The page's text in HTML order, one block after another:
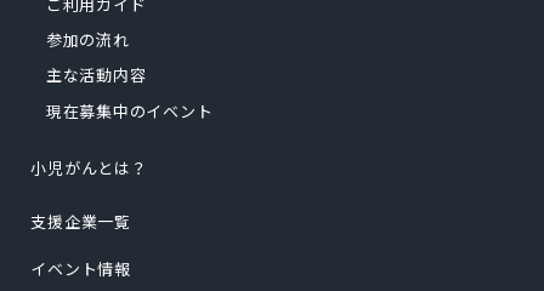
参加の流れ
主な活動内容
現在募集中のイベント
小児がんとは？
支援企業一覧
イベント情報